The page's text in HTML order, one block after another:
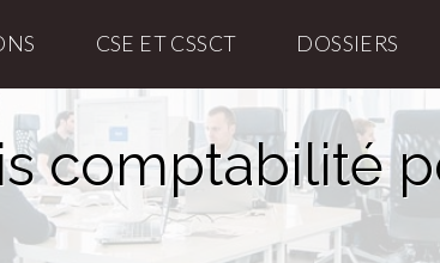
CSE ET CSSCT DOSSIERS
comptabilité